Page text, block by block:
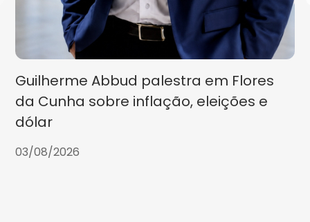
Guilherme Abbud palestra em Flores
da Cunha sobre inflação, eleições e
dólar
03/08/2026